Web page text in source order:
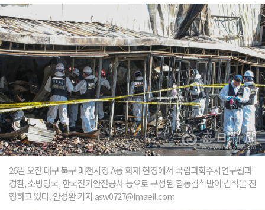
26일 오전 대구 북구 매천시장 A동 화재 현장에서 국립과학수사연구원과
경찰, 소방당국, 한국전기안전공사 등으로 구성된 합동감식반이 감식을 진
행하고 있다. 안성완 기자 asw0727@imaeil.com